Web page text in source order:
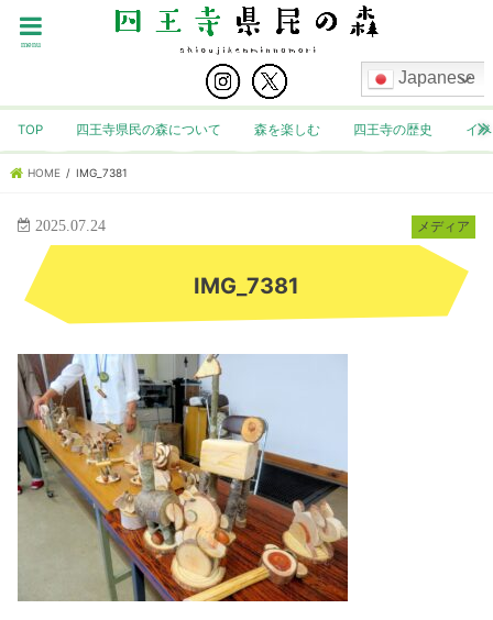
Japanese
menu
TOP 四王寺県民の森について 森を楽しむ 四王寺の歴史 イ
HOME IMG_7381
メディア
2025.07.24
IMG_7381